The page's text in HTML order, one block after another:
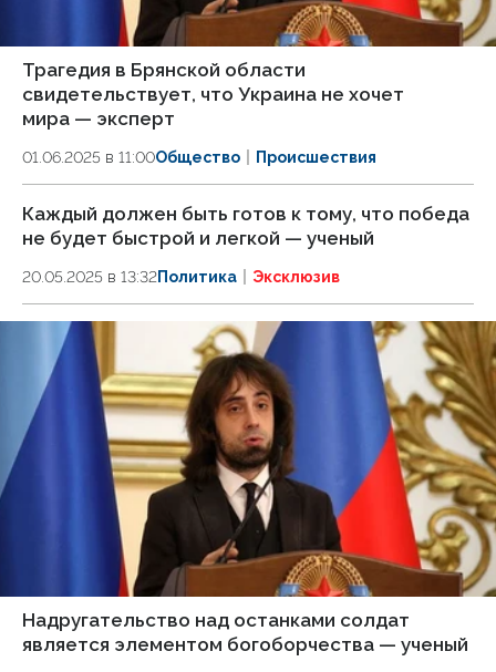
Трагедия в Брянской области
свидетельствует, что Украина не хочет
мира — эксперт
01.06.2025 в 11:00Общество Происшествия
Каждый должен быть готов к тому, что победа
не будет быстрой и легкой — ученый
20.05.2025 в 13:32Политика Эксклюзив
Надругательство над останками солдат
является элементом богоборчества — ученый